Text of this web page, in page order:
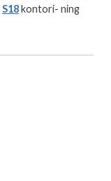
S18kontori- ning